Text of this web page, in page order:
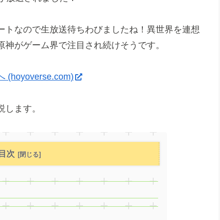
なので生放送待ちわびましたね！異世界を連想
がゲーム界で注目され続けそうです。
(hoyoverse.com)
ます。
次